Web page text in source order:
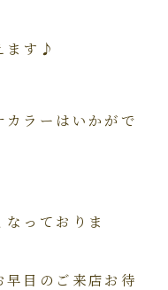
ます♪
ラーはいかがで
っておりま
目のご来店お待